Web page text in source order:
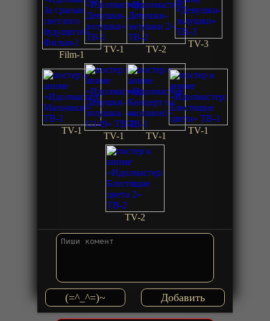
Film-1
TV-1 TV-2
TV-3
TV-1
TV-1 TV-1
TV-1
TV-2
(=^_^=)~